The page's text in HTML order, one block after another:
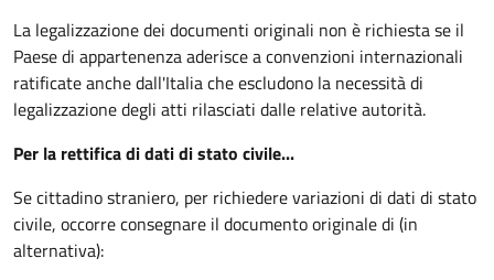
La legalizzazione dei documenti originali non è richiesta se il
Paese di appartenenza aderisce a convenzioni internazionali
ratificate anche dall'Italia che escludono la necessità di
legalizzazione degli atti rilasciati dalle relative autorità.
Per la rettifica di dati di stato civile...
Se cittadino straniero, per richiedere variazioni di dati di stato
civile, occorre consegnare il documento originale di (in
alternativa):